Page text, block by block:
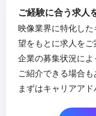
ご経験に合う求人
映像業界に特化し
望をもとに求人をご
企業の募集状況に
ご紹介できる場合も
まずはキャリアアド